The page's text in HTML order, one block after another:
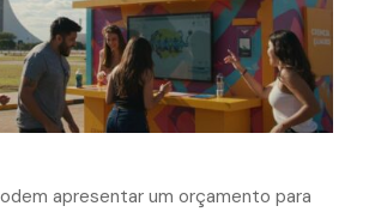
apresentar um orçamento para